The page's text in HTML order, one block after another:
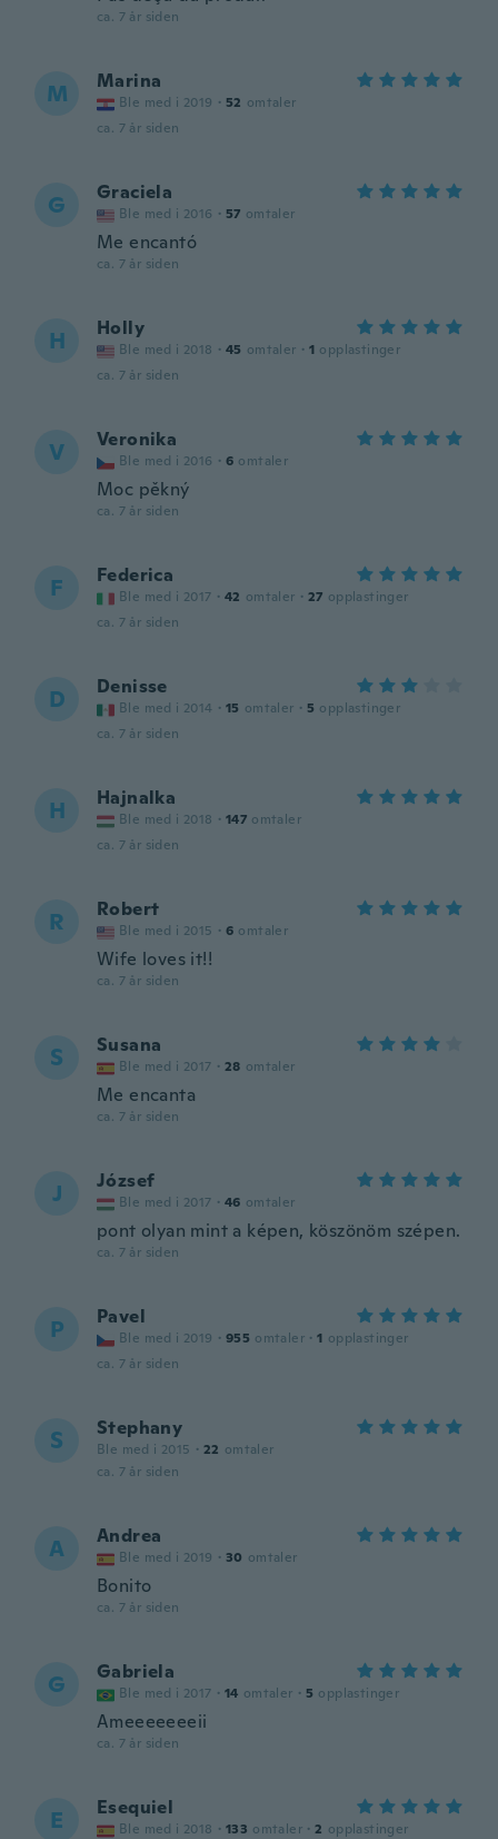
ca. 7 år siden
M Marina
Ble med i 2019 · 52 omtaler
ca. 7 år siden
G Graciela
Ble med i 2016 · 57 omtaler
Me encantó
ca. 7 år siden
H Holly
Ble med i 2018 · 45 omtaler · 1 opplastinger
ca. 7 år siden
V Veronika
Ble med i 2016 · 6 omtaler
Moc pěkný
ca. 7 år siden
F Federica
Ble med i 2017 · 42 omtaler · 27 opplastinger
ca. 7 år siden
D Denisse
Ble med i 2014 · 15 omtaler · 5 opplastinger
ca. 7 år siden
H Hajnalka
Ble med i 2018 · 147 omtaler
ca. 7 år siden
R Robert
Ble med i 2015 · 6 omtaler
Wife loves it!!
ca. 7 år siden
S Susana
Ble med i 2017 · 28 omtaler
Me encanta
ca. 7 år siden
J József
Ble med i 2017 · 46 omtaler
pont olyan mint a képen, köszönöm szépen.
ca. 7 år siden
P Pavel
Ble med i 2019 · 955 omtaler · 1 opplastinger
ca. 7 år siden
S Stephany
Ble med i 2015 · 22 omtaler
ca. 7 år siden
A Andrea
Ble med i 2019 · 30 omtaler
Bonito
ca. 7 år siden
G Gabriela
Ble med i 2017 · 14 omtaler · 5 opplastinger
Ameeeeeeeii
ca. 7 år siden
E Esequiel
Ble med i 2018 · 133 omtaler · 2 opplastinger